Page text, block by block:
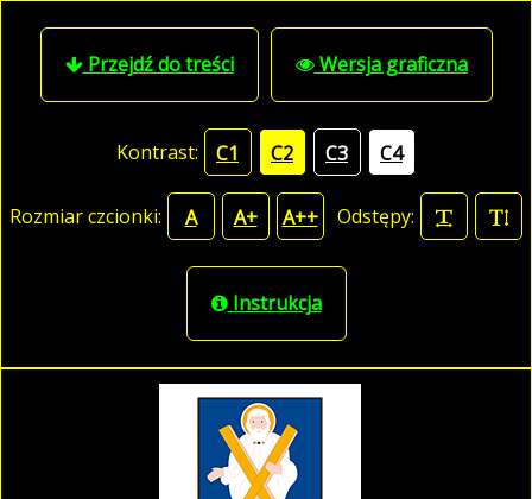
Przejdź do treści Wersja graficzna
Kontrast: C1 C2 C3 C4
Rozmiar czcionki: A A+ A++ Odstępy:
Instrukcja